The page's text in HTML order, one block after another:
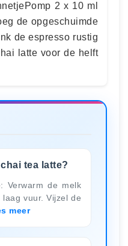
Pomp 2 x 10 ml
de opgeschuimde
de espresso rustig
latte voor de helft
tea latte?
Verwarm de melk
vuur. Vijzel de
meer